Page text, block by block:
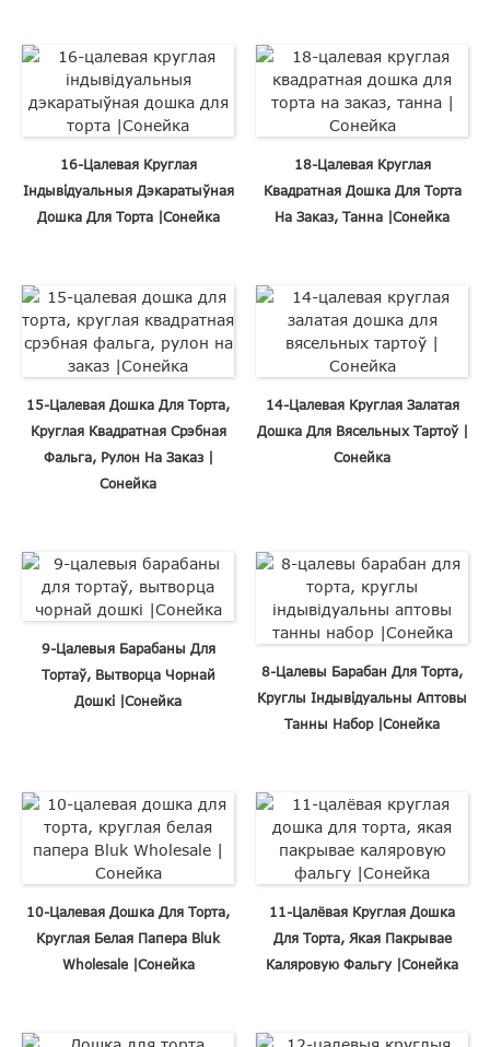
16-Цалевая Круглая
Індывідуальныя Дэкаратыўная
Дошка Для Торта |Сонейка
18-Цалевая Круглая
Квадратная Дошка Для Торта
На Заказ, Танна |Сонейка
15-Цалевая Дошка Для Торта,
Круглая Квадратная Срэбная
Фальга, Рулон На Заказ |
Сонейка
14-Цалевая Круглая Залатая
Дошка Для Вясельных Тартоў |
Сонейка
9-Цалевыя Барабаны Для
Тортаў, Вытворца Чорнай
Дошкі |Сонейка
8-Цалевы Барабан Для Торта,
Круглы Індывідуальны Аптовы
Танны Набор |Сонейка
10-Цалевая Дошка Для Торта,
Круглая Белая Папера Bluk
Wholesale |Сонейка
11-Цалёвая Круглая Дошка
Для Торта, Якая Пакрывае
Каляровую Фальгу |Сонейка